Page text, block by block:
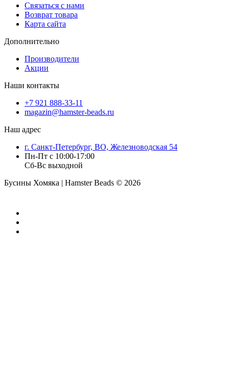
Связаться с нами
Возврат товара
Карта сайта
Дополнительно
Производители
Акции
Наши контакты
+7 921 888-33-11
magazin@hamster-beads.ru
Наш адрес
г. Санкт-Петербург, ВО, Железноводская 54
Пн-Пт с 10:00-17:00
Сб-Вс выходной
Бусины Хомяка | Hamster Beads © 2026